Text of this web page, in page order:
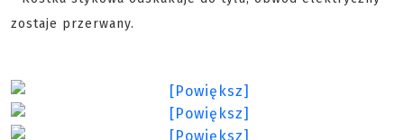
zostaje przerwany.